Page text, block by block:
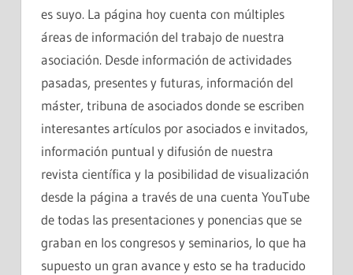
es suyo. La página hoy cuenta con múltiples
áreas de información del trabajo de nuestra
asociación. Desde información de actividades
pasadas, presentes y futuras, información del
máster, tribuna de asociados donde se escriben
interesantes artículos por asociados e invitados,
información puntual y difusión de nuestra
revista científica y la posibilidad de visualización
desde la página a través de una cuenta YouTube
de todas las presentaciones y ponencias que se
graban en los congresos y seminarios, lo que ha
supuesto un gran avance y esto se ha traducido